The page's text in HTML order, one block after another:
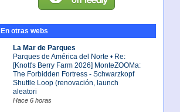
En otras webs
La Mar de Parques
Parques de América del Norte • Re:
[Knott's Berry Farm 2026] MonteZOOMa:
The Forbidden Fortress - Schwarzkopf
Shuttle Loop (renovación, launch
aleatori
Hace 6 horas